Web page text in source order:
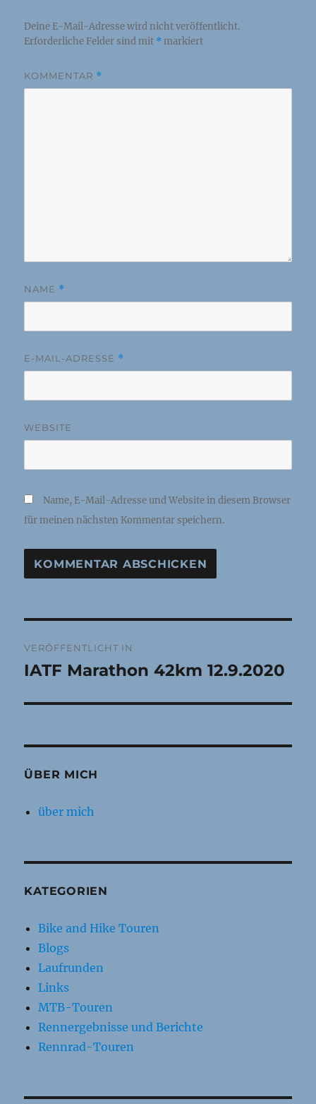
Deine E-Mail-Adresse wird nicht veröffentlicht.
Erforderliche Felder sind mit * markiert
KOMMENTAR *
NAME *
E-MAIL-ADRESSE *
WEBSITE
Name, E-Mail-Adresse und Website in diesem Browser
für meinen nächsten Kommentar speichern.
VERÖFFENTLICHT IN
IATF Marathon 42km 12.9.2020
ÜBER MICH
über mich
KATEGORIEN
Bike and Hike Touren
Blogs
Laufrunden
Links
MTB-Touren
Rennergebnisse und Berichte
Rennrad-Touren